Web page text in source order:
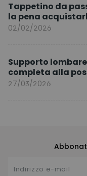
Tappetino da
la pena
02/02/2026
Supporto
completa alla
quotidiano
27/03/2026